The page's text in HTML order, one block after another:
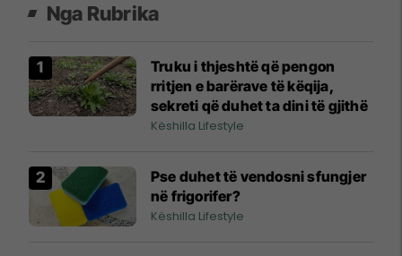
Nga Rubrika
Truku i thjeshtë që pengon
rritjen e barërave të këqija,
sekreti që duhet ta dini të gjithë
Këshilla Lifestyle
Pse duhet të vendosni sfungjer
në frigorifer?
Këshilla Lifestyle